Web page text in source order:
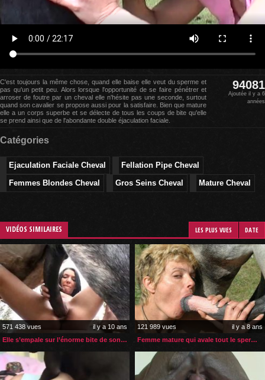
C'est toujours la même chose, quand elle baise elle veut du sperme et
pas qu'un petit peu. Alors lorsque l'opportunité de se faire pénétrer et
arroser de foutre par un cheval elle n'hésite pas une seconde, surtout
quand son cavalier se propose aussi pour la satisfaire. Bien que mature
elle a un corps superbe et se délecte de tous les coups de bite qu'elle
se prend ainsi que de l'abondante double éjaculation faciale.
94081
Ajoutée il y a 6
années
Catégories
Ejaculation Faciale Cheval
Fellation Pipe Cheval
Femmes Blondes Cheval
Gros Seins Cheval Mature Cheval
VIDÉOS SIMILAIRES LES PLUS VUES DATE
571 438 vues
il y a 10 ans
Elle s’empale sur l’énorme bite de son cheval
121 989 vues
il y a 8 ans
Femme mature qui avale tout le sperme de son cheval